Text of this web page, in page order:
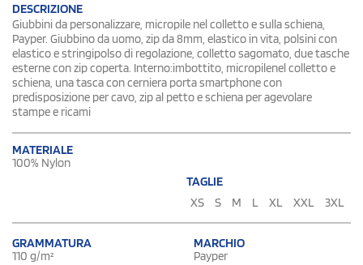
DESCRIZIONE
Giubbini da personalizzare, micropile nel colletto e sulla schiena,
Payper. Giubbino da uomo, zip da 8mm, elastico in vita, polsini con
elastico e stringipolso di regolazione, colletto sagomato, due tasche
esterne con zip coperta. Interno:imbottito, micropilenel colletto e
schiena, una tasca con cerniera porta smartphone con
predisposizione per cavo, zip al petto e schiena per agevolare
stampe e ricami
MATERIALE
100% Nylon
TAGLIE
XS
S M L XL XXL 3XL
GRAMMATURA
110 g/m²
MARCHIO
Payper